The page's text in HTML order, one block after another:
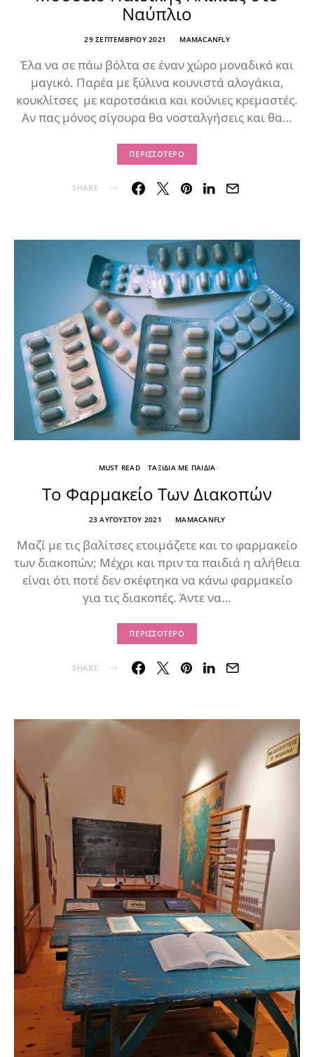
Ναύπλιο
29 ΣΕΠΤΕΜΒΡΊΟΥ 2021 MAMACANFLY
Έλα να σε πάω βόλτα σε έναν χώρο μοναδικό και
μαγικό. Παρέα με ξύλινα κουνιστά αλογάκια,
κουκλίτσες με καροτσάκια και κούνιες κρεμαστές.
Αν πας μόνος σίγουρα θα νοσταλγήσεις και θα…
ΠΕΡΙΣΣΌΤΕΡΟ
SHARE
MUST READ ΤΑΞΙΔΙΑ ΜΕ ΠΑΙΔΙΑ
Το Φαρμακείο Των Διακοπών
23 ΑΥΓΟΎΣΤΟΥ 2021 MAMACANFLY
Μαζί με τις βαλίτσες ετοιμάζετε και το φαρμακείο
των διακοπών; Μέχρι και πριν τα παιδιά η αλήθεια
είναι ότι ποτέ δεν σκέφτηκα να κάνω φαρμακείο
για τις διακοπές. Άντε να…
ΠΕΡΙΣΣΌΤΕΡΟ
SHARE